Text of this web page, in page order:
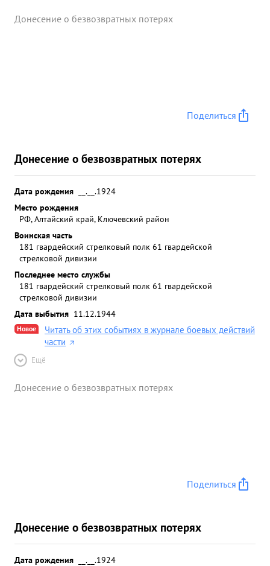
Донесение о безвозвратных потерях
Поделиться
Донесение о безвозвратных потерях
Дата рождения
__.__.1924
Место рождения
РФ, Алтайский край, Ключевский район
Воинская часть
181 гвардейский стрелковый полк 61 гвардейской
стрелковой дивизии
Последнее место службы
181 гвардейский стрелковый полк 61 гвардейской
стрелковой дивизии
Дата выбытия 11.12.1944
Новое
Читать об этих событиях в журнале боевых действий
части
Ещё
Донесение о безвозвратных потерях
Поделиться
Донесение о безвозвратных потерях
Дата рождения
__.__.1924